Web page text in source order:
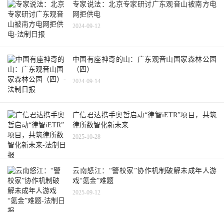
专家说法：北京专家研讨广东观音山被南方电
网拒供电
2024-09-12
中国有座神奇的山：广东观音山国家森林公园
（四）
2024-09-14
广信君达携手奥哲启动“律智iETR”项目，共筑
律所数智化新未来
2025-10-28
云南怒江：“警校家”协作机制破解未成年人游
戏“氪金”难题
2025-09-12